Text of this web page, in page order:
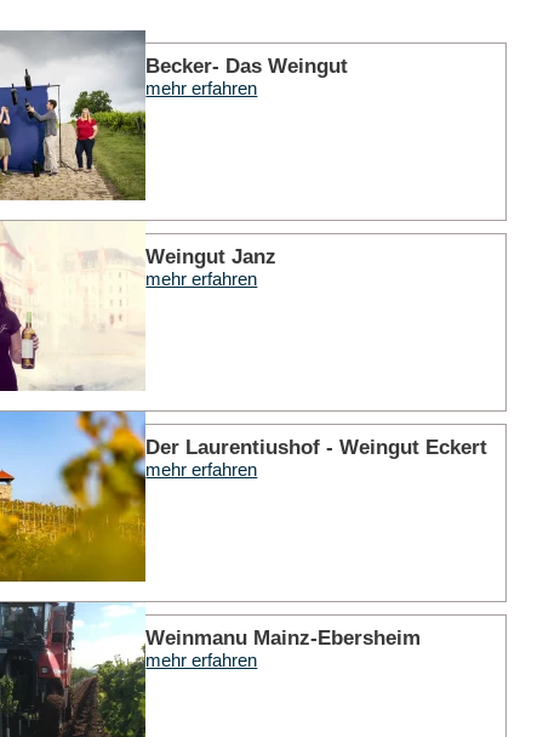
Becker- Das Weingut
mehr erfahren
Weingut Janz
mehr erfahren
Der Laurentiushof - Weingut Eckert
mehr erfahren
Weinmanu Mainz-Ebersheim
mehr erfahren